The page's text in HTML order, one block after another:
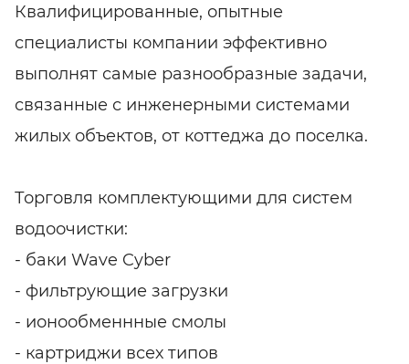
Квалифицированные, опытные
специалисты компании эффективно
выполнят самые разнообразные задачи,
связанные с инженерными системами
жилых объектов, от коттеджа до поселка.
Торговля комплектующими для систем
водоочистки:
- баки Wave Cyber
- фильтрующие загрузки
- ионообменнные смолы
- картриджи всех типов